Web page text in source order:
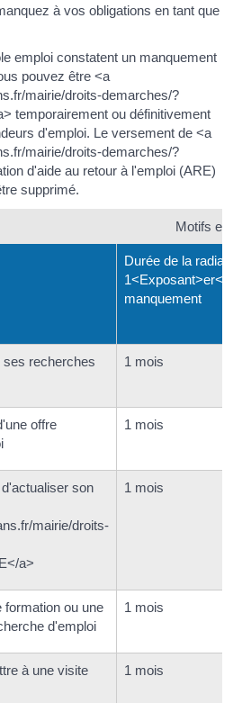
à vos obligations en tant que
emploi constatent un manquement
pouvez être <a
mairie/droits-demarches/?
temporairement ou définitivement
d'emploi. Le versement de <a
mairie/droits-demarches/?
d'aide au retour à l'emploi (ARE)
supprimé.
Motifs et
Durée de la radiation
1<Exposant>er</
manquement
ses recherches
1 mois
offre
1 mois
son
mairie/droits-
a>
1 mois
formation ou une
d'emploi
1 mois
à une visite
1 mois